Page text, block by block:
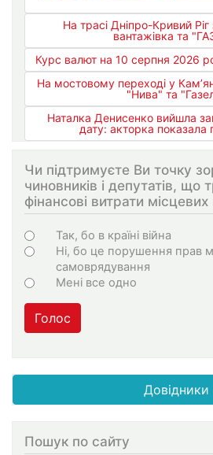
На трасі Дніпро-Кривий Ріг
вантажівка та
Курс валют на 10 серпня 2026
На мостовому переході у
"Нива" та
Наталка Денисенко вийшла
дату: акторка
Чи підтримуєте Ви точку
чиновників і депутатів, що
фінансові витрати
Варіанти
Так, бо в країні війна
Ні, бо це порушення прав
самоврядування
Мені все одно
Голос
Довідники
Пошук по сайту